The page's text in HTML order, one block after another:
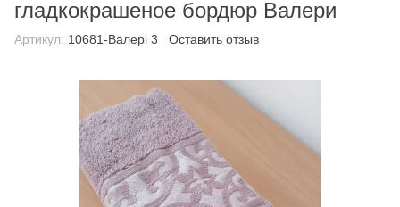
гладкокрашеное бордюр Валери
Артикул: 10681-Валері 3 Оставить отзыв